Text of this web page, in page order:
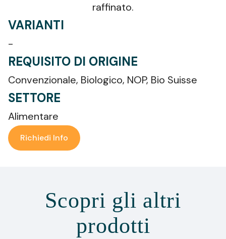
raffinato.
VARIANTI
-
REQUISITO DI ORIGINE
Convenzionale, Biologico, NOP, Bio Suisse
SETTORE
Alimentare
Richiedi Info
Scopri gli altri
prodotti